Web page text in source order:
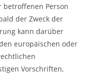
betroffenen Person
der Zweck der
kann darüber
europäischen oder
Vorschriften,